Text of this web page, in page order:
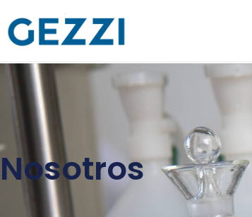
Nosotros